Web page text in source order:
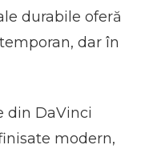
durabile oferă
dar în
din DaVinci
modern,